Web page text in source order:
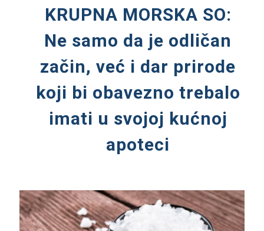
KRUPNA MORSKA SO:
Ne samo da je odličan
začin, već i dar prirode
koji bi obavezno trebalo
imati u svojoj kućnoj
apoteci